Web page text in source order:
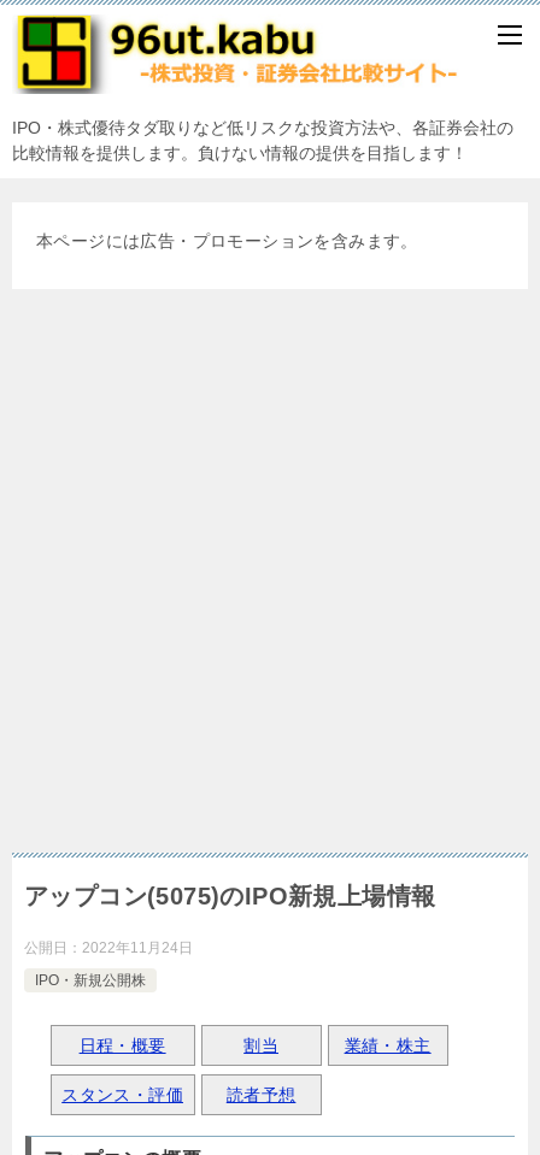
IPO・株式優待タダ取りなど低リスクな投資方法や、各証券会社の
比較情報を提供します。負けない情報の提供を目指します！
本ページには広告・プロモーションを含みます。
アップコン(5075)のIPO新規上場情報
公開日： 2022年11月24日
IPO・新規公開株
日程・概要 割当 業績・株主
スタンス・評価 読者予想